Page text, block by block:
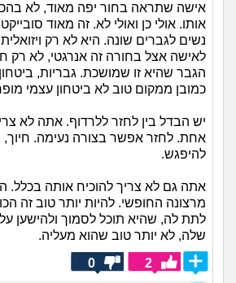
אישה שתראה בחור יפה מאוד, לא
אותו. אולי כן ואולי לא. זה מאוד
נשים לגברים שונה. היא לא רק
לאישה אצל בחורה זה אנרגטי, לא רק
הגבר שהיא זו שמושכת. גבריות,
כמובן ממקום טוב לא ביטחון עצמי
יש הבדל בין לחזר ללרדוף. אתה לא
אחת. לחזר אפשר בצורה נעימה.
להיפגש.
אתה גם לא צריך להוכיח אותה בכלל.
מרצונה החופשי. להיות יותר טוב זה
לתת לה, שהיא תוכל לסמוך ולהישען
שלה, לא יותר טוב שהוא מעליה.
2
0